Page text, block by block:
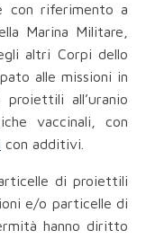
con riferimento a
Marina Militare,
altri Corpi dello
alle missioni in
all’uranio
vaccinali, con
con additivi.
di proiettili
e/o particelle di
hanno diritto